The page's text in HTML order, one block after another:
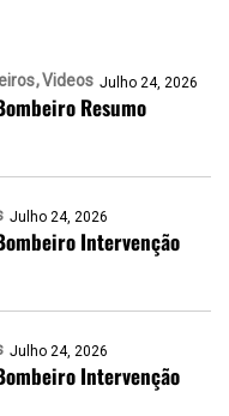
Videos Julho 24, 2026
Resumo
Julho 24, 2026
Intervenção
Julho 24, 2026
Intervenção